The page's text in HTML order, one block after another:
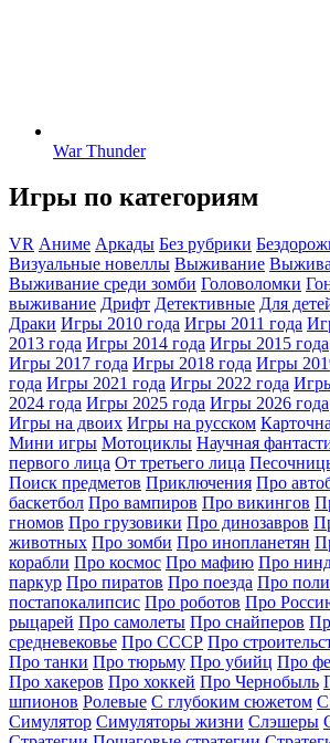
War Thunder
Игры по категориям
VR Аниме Аркады Без рубрики
Визуальные новеллы Выживание
Выживание среди зомби Головоломки
выживание Дрифт Детективные Для
Драки Игры 2010 года Игры 2011 года
2013 года Игры 2014 года Игры 2015 года
Игры 2017 года Игры 2018 года Игры
года Игры 2021 года Игры 2022 года
2024 года Игры 2025 года Игры 2026 года
Игры на двоих Игры на русском
Мини игры Мотоциклы Научная
первого лица От третьего лица
Поиск предметов Приключения Про
баскетбол Про вампиров Про викингов
гномов Про грузовики Про динозавров
животных Про зомби Про инопланетян
корабли Про космос Про мафию Про
паркур Про пиратов Про поезда Про
постапокалипсис Про роботов Про
рыцарей Про самолеты Про снайперов
средневековье Про СССР Про
Про танки Про тюрьму Про убийц Про
Про хакеров Про хоккей Про Чернобыль
шпионов Ролевые С глубоким сюжетом С
Симулятор Симуляторы жизни Слэшеры